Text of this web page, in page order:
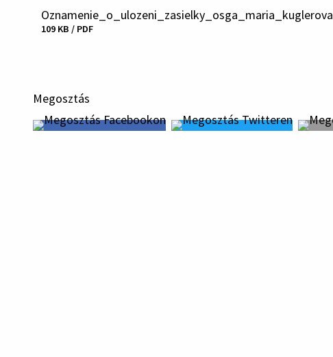
Fájl
Oznamenie_o_ulozeni_zasielky_osga_maria_kuglerova
109 KB / PDF
Megosztás